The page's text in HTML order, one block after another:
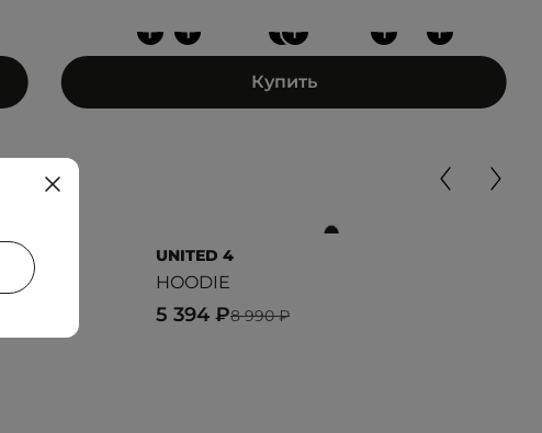
+
+
+ + +
+
Купить
UNITED 4
HOODIE
8 990 ₽
5 394 ₽